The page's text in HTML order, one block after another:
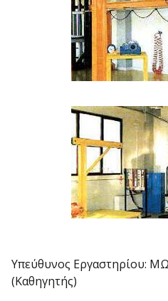
Υπεύθυνος Εργαστηρίου:
(Καθηγητής)